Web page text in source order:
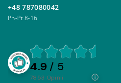
+48 787080042
Pn-Pt 8-16
4.9 / 5
7853 opinii